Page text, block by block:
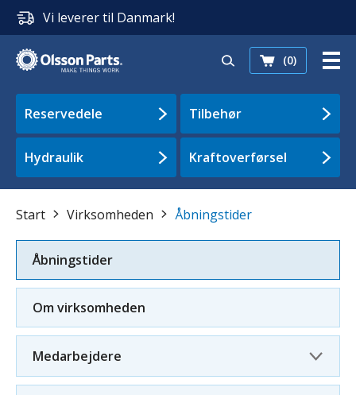
Vi leverer til Danmark!
(0)
Reservedele Tilbehør
Hydraulik Kraftoverførsel
Start Virksomheden Åbningstider
Åbningstider
Om virksomheden
Medarbejdere